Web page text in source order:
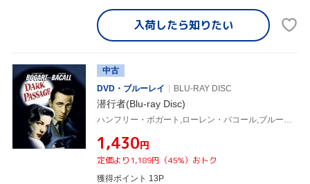
入荷したら知りたい
中古
DVD・ブルーレイ
BLU-RAY DISC
潜行者(Blu-ray Disc)
¥1,430円
定価より1,189円（45%）おトク
獲得ポイント 13P